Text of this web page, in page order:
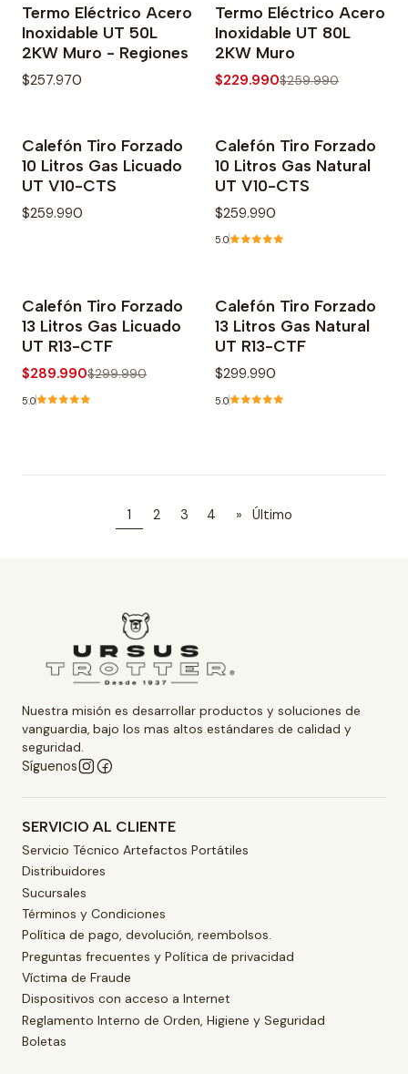
Termo Eléctrico Acero
Inoxidable UT 50L
2KW Muro - Regiones
$257.970
-12% OFF
Termo Eléctrico Acero
Inoxidable UT 80L
2KW Muro
$229.990$259.990
Calefón Tiro Forzado
10 Litros Gas Licuado
UT V10-CTS
$259.990
Calefón Tiro Forzado
10 Litros Gas Natural
UT V10-CTS
$259.990
5.0
-3% OFF
Calefón Tiro Forzado
13 Litros Gas Licuado
UT R13-CTF
$289.990$299.990
5.0
Agotado
Calefón Tiro Forzado
13 Litros Gas Natural
UT R13-CTF
$299.990
5.0
1 2 3 4 » Último
Nuestra misión es desarrollar productos y soluciones de
vanguardia, bajo los mas altos estándares de calidad y
seguridad.
Síguenos
SERVICIO AL CLIENTE
Servicio Técnico Artefactos Portátiles
Distribuidores
Sucursales
Términos y Condiciones
Política de pago, devolución, reembolsos.
Preguntas frecuentes y Política de privacidad
Víctima de Fraude
Dispositivos con acceso a Internet
Reglamento Interno de Orden, Higiene y Seguridad
Boletas